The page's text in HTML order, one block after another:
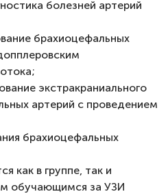
болезней артерий
брахиоцефальных
экстракраниального
артерий с проведением
брахиоцефальных
как в группе, так и
обучающимся за УЗИ